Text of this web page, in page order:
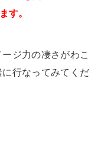
す。
ジ力の凄さがわこ
行なってみてくだ